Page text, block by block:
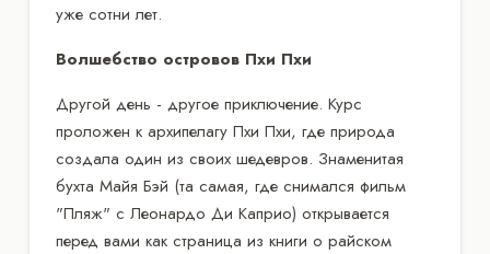
уже сотни лет.
Волшебство островов Пхи Пхи
Другой день - другое приключение. Курс
проложен к архипелагу Пхи Пхи, где природа
создала один из своих шедевров. Знаменитая
бухта Майя Бэй (та самая, где снимался фильм
"Пляж" с Леонардо Ди Каприо) открывается
перед вами как страница из книги о райском